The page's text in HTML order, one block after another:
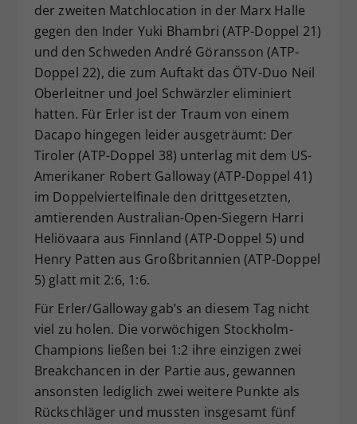
der zweiten Matchlocation in der Marx Halle
gegen den Inder Yuki Bhambri (ATP-Doppel 21)
und den Schweden André Göransson (ATP-
Doppel 22), die zum Auftakt das ÖTV-Duo Neil
Oberleitner und Joel Schwärzler eliminiert
hatten. Für Erler ist der Traum von einem
Dacapo hingegen leider ausgeträumt: Der
Tiroler (ATP-Doppel 38) unterlag mit dem US-
Amerikaner Robert Galloway (ATP-Doppel 41)
im Doppelviertelfinale den drittgesetzten,
amtierenden Australian-Open-Siegern Harri
Heliövaara aus Finnland (ATP-Doppel 5) und
Henry Patten aus Großbritannien (ATP-Doppel
5) glatt mit 2:6, 1:6.
Für Erler/Galloway gab’s an diesem Tag nicht
viel zu holen. Die vorwöchigen Stockholm-
Champions ließen bei 1:2 ihre einzigen zwei
Breakchancen in der Partie aus, gewannen
ansonsten lediglich zwei weitere Punkte als
Rückschläger und mussten insgesamt fünf